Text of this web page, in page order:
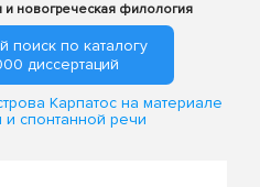
и новогреческая филология
поиск по каталогу
диссертаций
Карпатос на материале
спонтанной речи